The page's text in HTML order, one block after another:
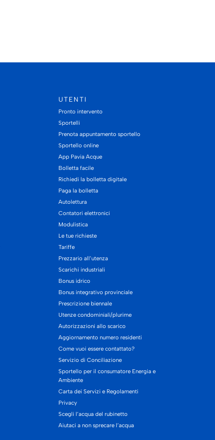
UTENTI
Pronto intervento
Sportelli
Prenota appuntamento sportello
Sportello online
App Pavia Acque
Bolletta facile
Richiedi la bolletta digitale
Paga la bolletta
Autolettura
Contatori elettronici
Modulistica
Le tue richieste
Tariffe
Prezzario all’utenza
Scarichi industriali
Bonus idrico
Bonus integrativo provinciale
Prescrizione biennale
Utenze condominiali/plurime
Autorizzazioni allo scarico
Aggiornamento numero residenti
Come vuoi essere contattato?
Servizio di Conciliazione
Sportello per il consumatore Energia e
Ambiente
Carta dei Servizi e Regolamenti
Privacy
Scegli l’acqua del rubinetto
Aiutaci a non sprecare l’acqua